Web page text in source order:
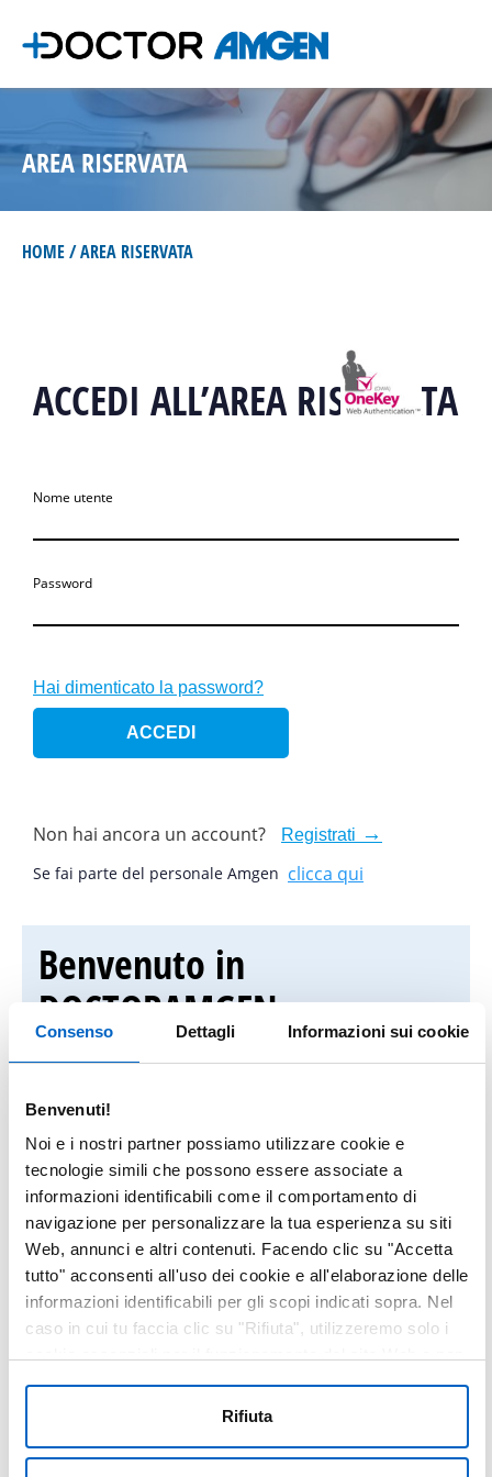
Consenso Dettagli Informazioni sui cookie
Benvenuti!
Noi e i nostri partner possiamo utilizzare cookie e
tecnologie simili che possono essere associate a
informazioni identificabili come il comportamento di
navigazione per personalizzare la tua esperienza su siti
Web, annunci e altri contenuti. Facendo clic su "Accetta
tutto" acconsenti all'uso dei cookie e all'elaborazione delle
informazioni identificabili per gli scopi indicati sopra. Nel
caso in cui tu faccia clic su "Rifiuta", utilizzeremo solo i
sono in grado di ottimizzare e personalizzare il nostro sito
Web. In qualsiasi momento, puoi visualizzare, modificare
cookie" nel piè di pagina di ogni pagina.
Rifiuta
AREA RISERVATA
HOME AREA RISERVATA
ACCEDI ALL’AREA RISERVATA
Nome utente
Password
Non hai ancora un account? Registrati
Hai dimenticato la password?
Se fai parte del personale Amgen clicca qui
Benvenuto in
DOCTORAMGEN
utilizza il servizioOneKey Web
Authentication (OWA)di IQVIA per la
registrazione ed il login.
Se seigià in possesso di un account
OWA, inserisci le tuecredenziali OWA
Se hai problemi durante l’accesso,
scarica la guida alla registrazione e al